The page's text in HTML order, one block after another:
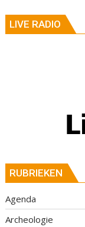
LIVE RADIO
RUBRIEKEN
Agenda
Archeologie